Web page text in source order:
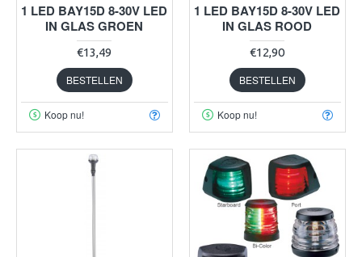
1 LED BAY15D 8-30V LED
IN GLAS GROEN
€13,49
BESTELLEN
Koop nu!
1 LED BAY15D 8-30V LED
IN GLAS ROOD
€12,90
BESTELLEN
Koop nu!